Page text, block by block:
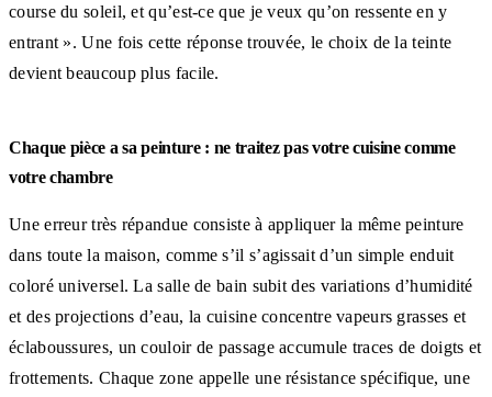
course du soleil, et qu’est-ce que je veux qu’on ressente en y
entrant ». Une fois cette réponse trouvée, le choix de la teinte
devient beaucoup plus facile.
Chaque pièce a sa peinture : ne traitez pas votre cuisine comme
votre chambre
Une erreur très répandue consiste à appliquer la même peinture
dans toute la maison, comme s’il s’agissait d’un simple enduit
coloré universel. La salle de bain subit des variations d’humidité
et des projections d’eau, la cuisine concentre vapeurs grasses et
éclaboussures, un couloir de passage accumule traces de doigts et
frottements. Chaque zone appelle une résistance spécifique, une